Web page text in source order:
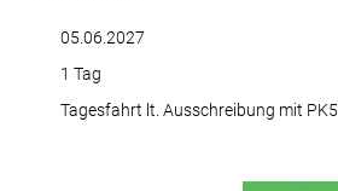
05.06.2027
1 Tag
Tagesfahrt lt. Ausschreibung mit PK5